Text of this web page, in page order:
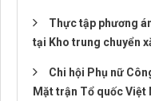
Thực tập phương
tại Kho trung chuyển
Chi hội Phụ nữ
Mặt trận Tổ quốc